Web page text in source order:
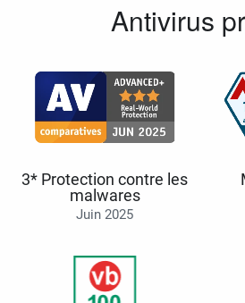
Antivirus
3* Protection contre les
malwares
Juin 2025